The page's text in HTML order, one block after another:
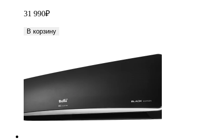
31 990₽
В корзину